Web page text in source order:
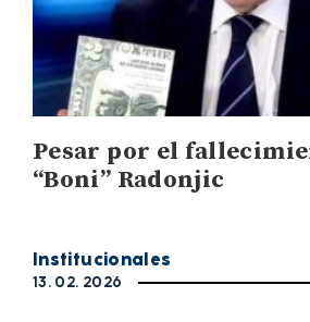
Pesar por el
“Boni” Radonjic
Institucionales
13. 02. 2026